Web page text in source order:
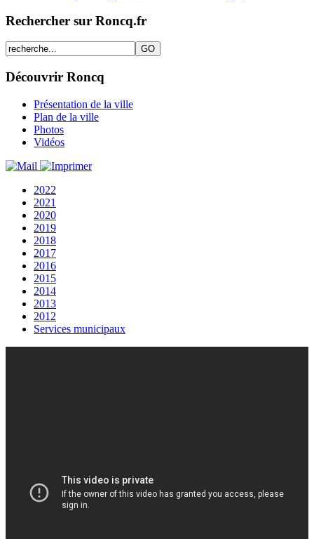
Rechercher sur Roncq.fr
Découvrir Roncq
Présentation de la ville
Plan de la ville
Photos
Vidéos
2022
2021
2020
2019
2018
2017
2016
2015
2014
2013
2012
Services municipaux